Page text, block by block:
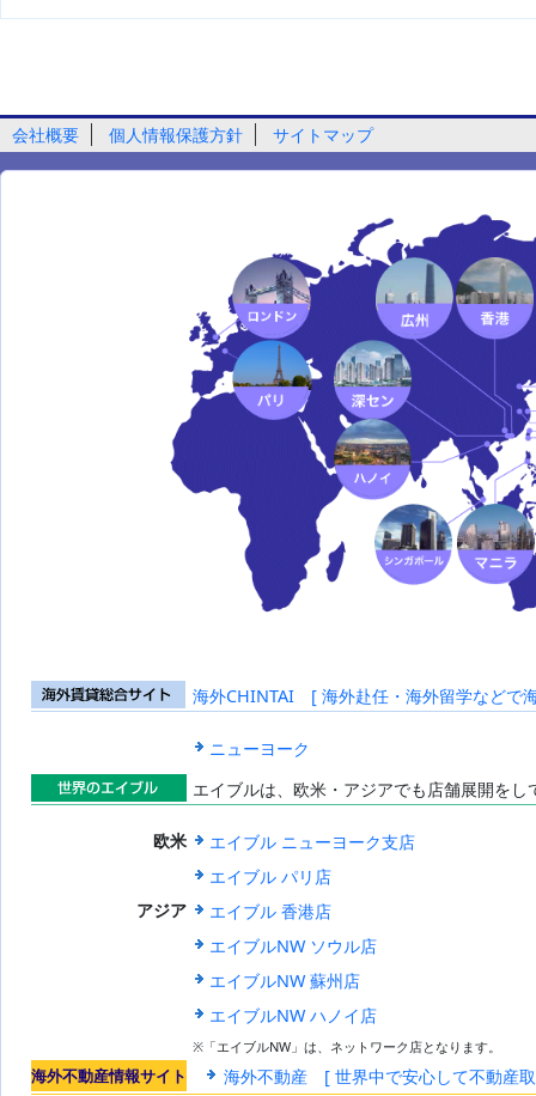
会社概要 個人情報保護方針 サイトマップ
海外賃貸総合
海外CHINTAI [ 海外赴任・海外留学などで
ニューヨーク
世界のエイブ
エイブルは、欧米・アジアでも店舗展開を
欧米
エイブル ニューヨーク支店
エイブル パリ店
アジア
エイブル 香港店
エイブルNW ソウル店
エイブルNW 蘇州店
エイブルNW ハノイ店
※「エイブルNW」は、ネットワーク店となります。
海外不動産情報サイト 海外不動産 [ 世界中で安心して不動産